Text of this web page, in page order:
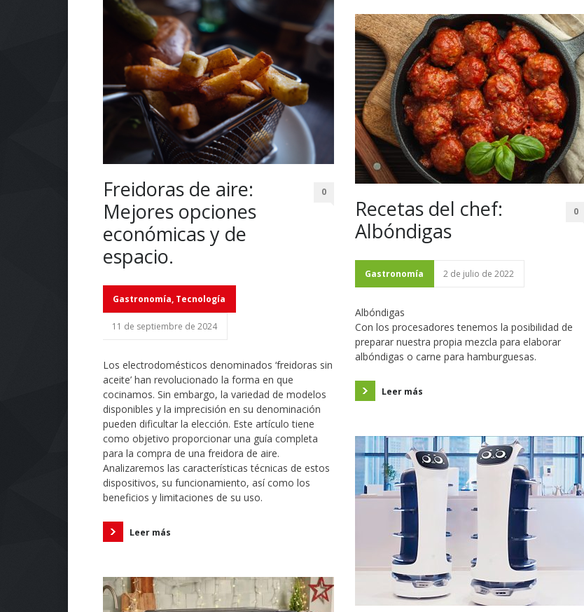
Freidoras de aire:
Mejores opciones
económicas y de
espacio.
0
Gastronomía, Tecnología
11 de septiembre de 2024
Los electrodomésticos denominados ‘freidoras sin
aceite’ han revolucionado la forma en que
cocinamos. Sin embargo, la variedad de modelos
disponibles y la imprecisión en su denominación
pueden dificultar la elección. Este artículo tiene
como objetivo proporcionar una guía completa
para la compra de una freidora de aire.
Analizaremos las características técnicas de estos
dispositivos, su funcionamiento, así como los
beneficios y limitaciones de su uso.
Leer más
Recetas del chef:
Albóndigas
0
Gastronomía 2 de julio de 2022
Albóndigas
Con los procesadores tenemos la posibilidad de
preparar nuestra propia mezcla para elaborar
albóndigas o carne para hamburguesas.
Leer más